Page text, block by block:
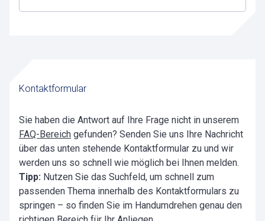
Kontaktformular
Sie haben die Antwort auf Ihre Frage nicht in unserem
FAQ-Bereich gefunden? Senden Sie uns Ihre Nachricht
über das unten stehende Kontaktformular zu und wir
werden uns so schnell wie möglich bei Ihnen melden.
Tipp: Nutzen Sie das Suchfeld, um schnell zum
passenden Thema innerhalb des Kontaktformulars zu
springen – so finden Sie im Handumdrehen genau den